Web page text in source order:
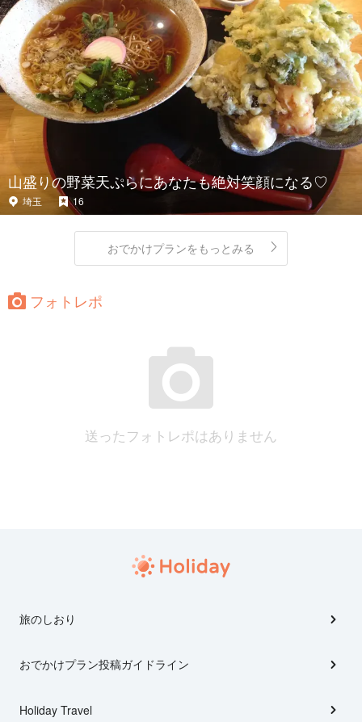
山盛りの野菜天ぷらにあなたも絶対笑顔になる♡
埼玉 16
おでかけプランをもっとみる
フォトレポ
送ったフォトレポはありません
旅のしおり
おでかけプラン投稿ガイドライン
Holiday Travel